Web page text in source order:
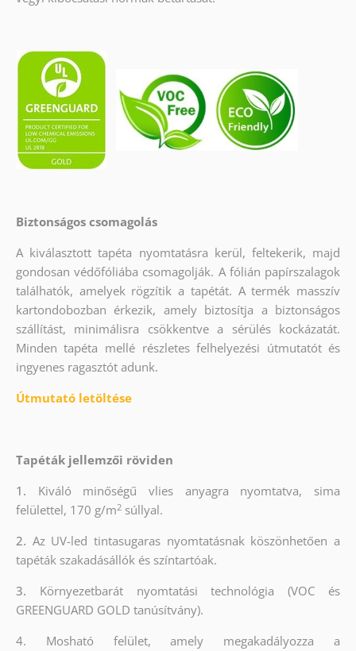
Biztonságos csomagolás
A kiválasztott tapéta nyomtatásra kerül, feltekerik, majd
gondosan védőfóliába csomagolják. A fólián papírszalagok
találhatók, amelyek rögzítik a tapétát. A termék masszív
kartondobozban érkezik, amely biztosítja a biztonságos
szállítást, minimálisra csökkentve a sérülés kockázatát.
Minden tapéta mellé részletes felhelyezési útmutatót és
ingyenes ragasztót adunk.
Útmutató letöltése
Tapéták jellemzői röviden
1. Kiváló minőségű vlies anyagra nyomtatva, sima
felülettel, 170 g/m2súllyal.
2. Az UV-led tintasugaras nyomtatásnak köszönhetően a
tapéták szakadásállók és színtartóak.
3. Környezetbarát nyomtatási technológia (VOC és
GREENGUARD GOLD tanúsítvány).
4. Mosható felület, amely megakadályozza a